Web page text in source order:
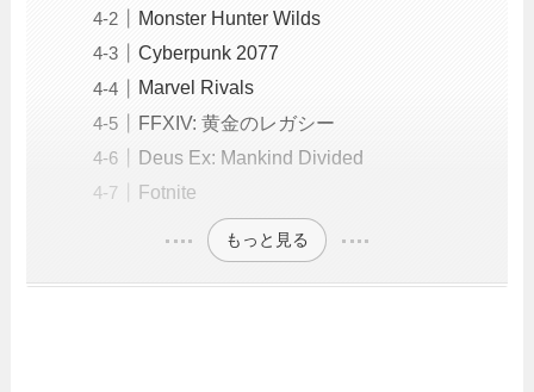
Monster Hunter Wilds
Cyberpunk 2077
Marvel Rivals
FFXIV: 黄金のレガシー
Deus Ex: Mankind Divided
Fotnite
もっと見る